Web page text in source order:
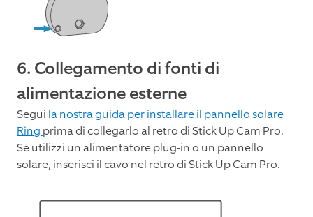
6. Collegamento di fonti di
alimentazione esterne
Segui la nostra guida per installare il pannello solare
Ring prima di collegarlo al retro di Stick Up Cam Pro.
Se utilizzi un alimentatore plug-in o un pannello
solare, inserisci il cavo nel retro di Stick Up Cam Pro.